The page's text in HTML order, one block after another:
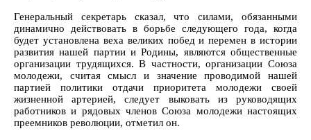
Генеральный секретарь сказал, что силами, обязанными
динамично действовать в борьбе следующего года, когда
будет установлена веха великих побед и перемен в истории
развития нашей партии и Родины, являются общественные
организации трудящихся. В частности, организации Союза
молодежи, считая смысл и значение проводимой нашей
партией политики отдачи приоритета молодежи своей
жизненной артерией, следует выковать из руководящих
работников и рядовых членов Союза молодежи настоящих
преемников революции, отметил он.